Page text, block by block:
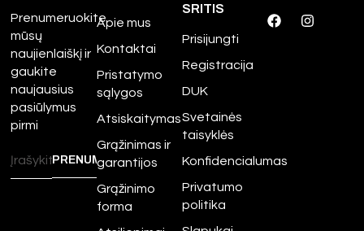
Prenumeruokite
mūsų
naujienlaiškį ir
gaukite
naujausius
pasiūlymus
pirmi
Apie mus
Kontaktai
Pristatymo
sąlygos
Atsiskaitymas
Grąžinimas ir
garantijos
Grąžinimo
forma
SRITIS
Prisijungti
Registracija
DUK
Svetainės
taisyklės
Konfidencialumas
Privatumo
politika